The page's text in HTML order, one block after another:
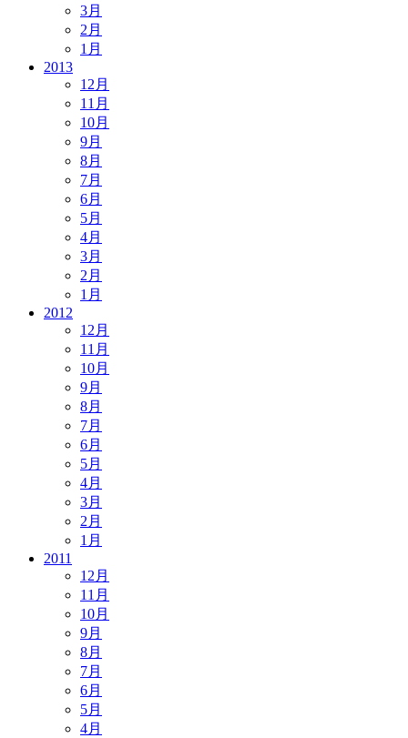
3月
2月
1月
2013
12月
11月
10月
9月
8月
7月
6月
5月
4月
3月
2月
1月
2012
12月
11月
10月
9月
8月
7月
6月
5月
4月
3月
2月
1月
2011
12月
11月
10月
9月
8月
7月
6月
5月
4月